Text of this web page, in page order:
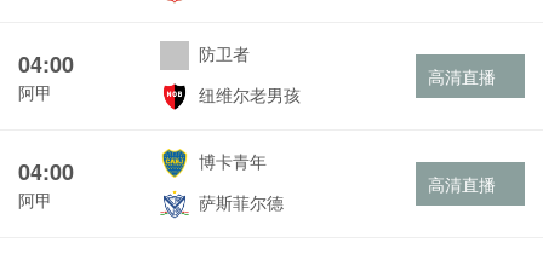
04:00
阿甲
防卫者
纽维尔老男孩
高清直播
04:00
阿甲
博卡青年
萨斯菲尔德
高清直播